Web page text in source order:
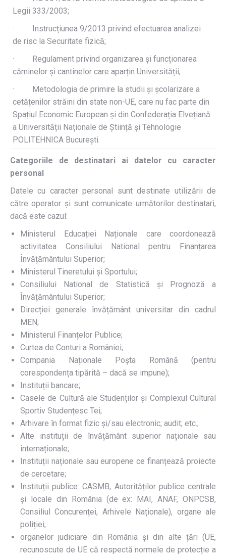
Legii 333/2003;
· Instrucțiunea 9/2013 privind efectuarea analizei
de risc la Securitate fizică;
· Regulament privind organizarea și funcționarea
căminelor și cantinelor care aparțin Universității;
· Metodologia de primire la studii și școlarizare a
cetățenilor străini din state non-UE, care nu fac parte din
Spațiul Economic European și din Confederația Elvețiană
a Universității Naționale de Știință și Tehnologie
POLITEHNICA București.
Categoriile de destinatari ai datelor cu caracter
personal
Datele cu caracter personal sunt destinate utilizării de
către operator și sunt comunicate următorilor destinatari,
dacă este cazul:
Ministerul Educației Naționale care coordonează
activitatea Consiliului National pentru Finanțarea
Învățământului Superior;
Ministerul Tineretului și Sportului;
Consiliului National de Statistică și Prognoză a
Învățământului Superior;
Direcției generale învățământ universitar din cadrul
MEN;
Ministerul Finanțelor Publice;
Curtea de Conturi a României;
Compania Naționale Poșta Română (pentru
corespondența tipărită – dacă se impune);
Instituții bancare;
Casele de Cultură ale Studenților și Complexul Cultural
Sportiv Studențesc Tei;
Arhivare în format fizic și/sau electronic; audit; etc.;
Alte instituții de învățământ superior naționale sau
internaționale;
Instituții naționale sau europene ce finanțează proiecte
de cercetare;
Instituții publice: CASMB, Autorităților publice centrale
și locale din România (de ex: MAI, ANAF, ONPCSB,
Consiliul Concurenței, Arhivele Naționale), organe ale
poliției;
organelor judiciare din România și din alte țări (UE,
recunoscute de UE că respectă normele de protecție a